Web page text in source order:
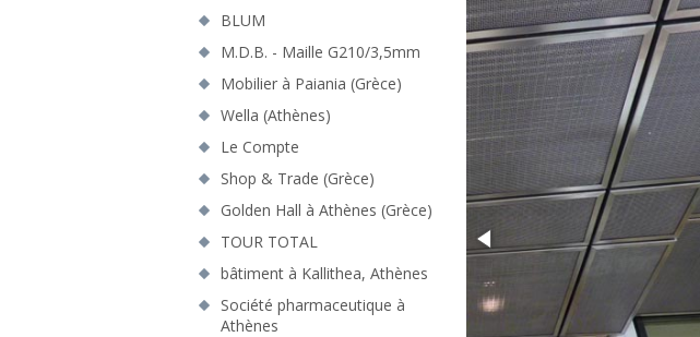
BLUM
M.D.B. - Maille G210/3,5mm
Mobilier à Paiania (Grèce)
Wella (Athènes)
Le Compte
Shop & Trade (Grèce)
Golden Hall à Athènes (Grèce)
TOUR TOTAL
bâtiment à Kallithea, Athènes
Société pharmaceutique à
Athènes